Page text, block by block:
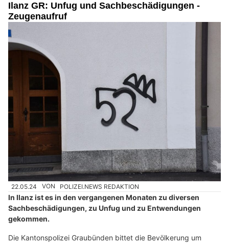
Ilanz GR: Unfug und Sachbeschädigungen -
Zeugenaufruf
22.05.24 VON POLIZEI.NEWS REDAKTION
In Ilanz ist es in den vergangenen Monaten zu diversen
Sachbeschädigungen, zu Unfug und zu Entwendungen
gekommen.
Die Kantonspolizei Graubünden bittet die Bevölkerung um